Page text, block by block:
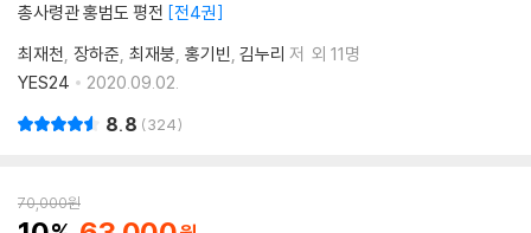
총사령관 홍범도 평전 전4권
최재천 장하준 최재붕 홍기빈 김누리 저 외 11명
YES24
2020.09.02.
8.8 324
70,000원